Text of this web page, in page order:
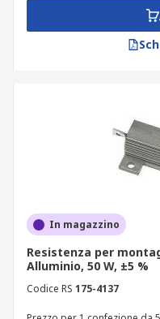
In magazzino
Resistenza per
Alluminio, 50 W, ±5 %
Codice RS 175-4137